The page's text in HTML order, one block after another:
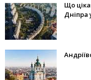
Що
Дніпра